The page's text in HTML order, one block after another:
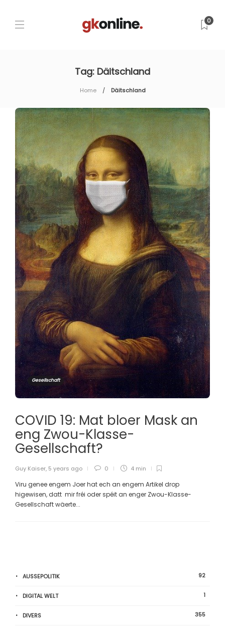
0
Tag: Däitschland
Home Däitschland
Gesellschaft
COVID 19: Mat bloer Mask an
eng Zwou-Klasse-
Gesellschaft?
Guy Kaiser, 5 years ago 0 4 min
Viru genee engem Joer hat ech an engem Artikel drop
higewisen, datt mir fréi oder spéit an enger Zwou-Klasse-
Gesellschaft wäerte...
AUSSEPOLITIK 92
DIGITAL WELT 1
DIVERS 355